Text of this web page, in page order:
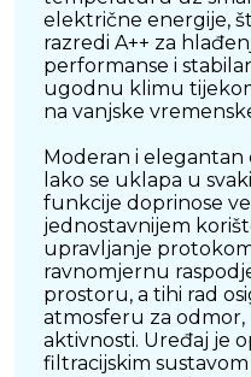
električne energije,
razredi A++ za
performanse i
ugodnu klimu
na vanjske
Moderan i
lako se uklapa u
funkcije doprinose
jednostavnijem
upravljanje
ravnomjernu
prostoru, a tihi rad
atmosferu za odmor,
aktivnosti. Uređaj je
filtracijskim